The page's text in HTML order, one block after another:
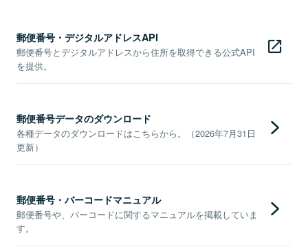
郵便番号・デジタルアドレスAPI
郵便番号とデジタルアドレスから住所を取得できる公式API
を提供。
郵便番号データのダウンロード
各種データのダウンロードはこちらから。（2026年7月31日
更新）
郵便番号・バーコードマニュアル
郵便番号や、バーコードに関するマニュアルを掲載していま
す。